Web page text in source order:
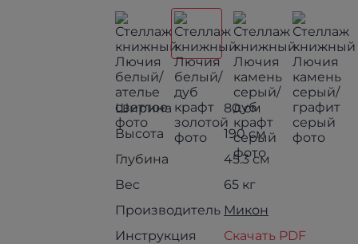
Ширина
80 см
Высота
190 см
Глубина
45.3 см
Вес
65 кг
Производитель Микон
Инструкция
Скачать PDF